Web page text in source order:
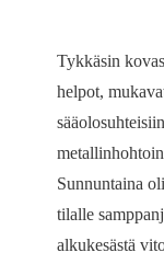
Tykkäsin
helpot,
Sunnuntaina
tilalle
alkukesästä